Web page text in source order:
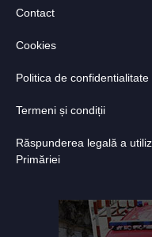
Contact
Cookies
Politica de confidentialitate
Termeni și condiții
Răspunderea legală a
Primăriei